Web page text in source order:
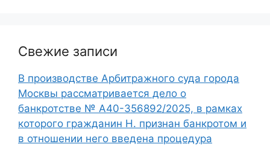
Свежие записи
В производстве Арбитражного суда города
Москвы рассматривается дело о
банкротстве № А40-356892/2025, в рамках
которого гражданин Н. признан банкротом и
в отношении него введена процедура